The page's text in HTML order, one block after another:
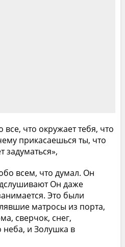
что окружает тебя, что
прикасаешься ты, что
задуматься»,
всем, что думал. Он
Он даже
Это были
матросы из порта,
сверчок, снег,
неба, и Золушка в